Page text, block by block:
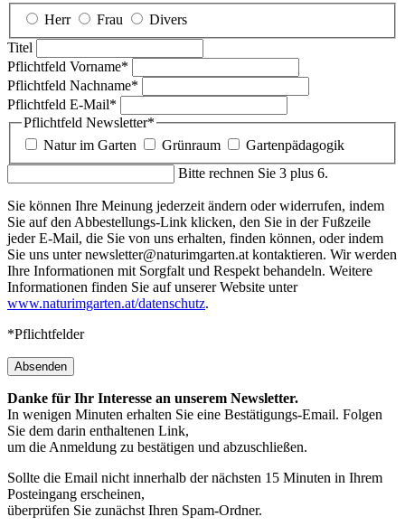
Herr Frau
Divers
Titel
Pflichtfeld Vorname*
Pflichtfeld Nachname*
Pflichtfeld E-Mail*
Pflichtfeld Newsletter*
Natur im Garten
Grünraum
Gartenpädagogik
Bitte rechnen Sie 3 plus 6.
Sie können Ihre Meinung jederzeit ändern oder widerrufen, indem
Sie auf den Abbestellungs-Link klicken, den Sie in der Fußzeile
jeder E-Mail, die Sie von uns erhalten, finden können, oder indem
Sie uns unter newsletter@naturimgarten.at kontaktieren. Wir werden
Ihre Informationen mit Sorgfalt und Respekt behandeln. Weitere
Informationen finden Sie auf unserer Website unter
www.naturimgarten.at/datenschutz.
*Pflichtfelder
Absenden
Danke für Ihr Interesse an unserem Newsletter.
In wenigen Minuten erhalten Sie eine Bestätigungs-Email. Folgen
Sie dem darin enthaltenen Link,
um die Anmeldung zu bestätigen und abzuschließen.
Sollte die Email nicht innerhalb der nächsten 15 Minuten in Ihrem
Posteingang erscheinen,
überprüfen Sie zunächst Ihren Spam-Ordner.